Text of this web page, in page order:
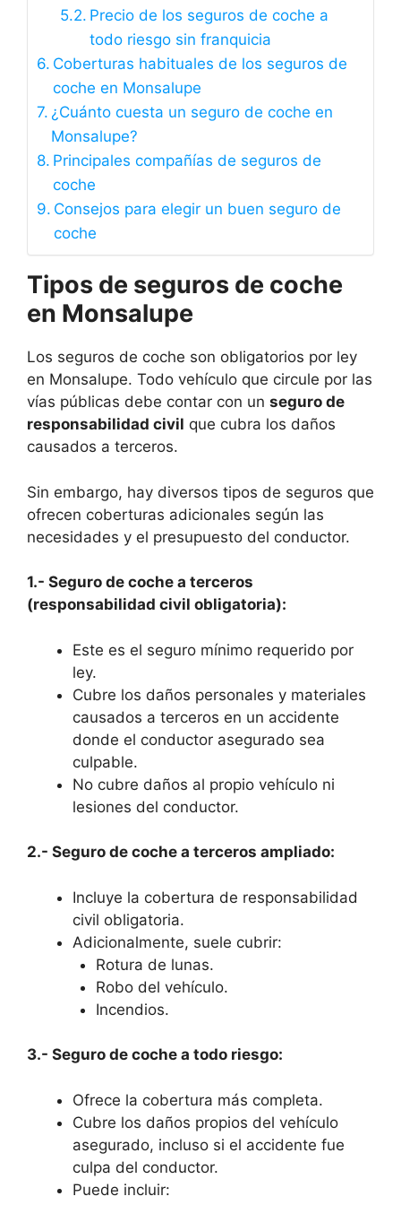
Precio de los seguros de coche a
todo riesgo sin franquicia
Coberturas habituales de los seguros de
coche en Monsalupe
¿Cuánto cuesta un seguro de coche en
Monsalupe?
Principales compañías de seguros de
coche
Consejos para elegir un buen seguro de
coche
Tipos de seguros de coche
en Monsalupe
Los seguros de coche son obligatorios por ley
en Monsalupe. Todo vehículo que circule por las
vías públicas debe contar con un seguro de
responsabilidad civil que cubra los daños
causados a terceros.
Sin embargo, hay diversos tipos de seguros que
ofrecen coberturas adicionales según las
necesidades y el presupuesto del conductor.
1.- Seguro de coche a terceros
(responsabilidad civil obligatoria):
Este es el seguro mínimo requerido por
ley.
Cubre los daños personales y materiales
causados a terceros en un accidente
donde el conductor asegurado sea
culpable.
No cubre daños al propio vehículo ni
lesiones del conductor.
2.- Seguro de coche a terceros ampliado:
Incluye la cobertura de responsabilidad
civil obligatoria.
Adicionalmente, suele cubrir:
Rotura de lunas.
Robo del vehículo.
Incendios.
3.- Seguro de coche a todo riesgo:
Ofrece la cobertura más completa.
Cubre los daños propios del vehículo
asegurado, incluso si el accidente fue
culpa del conductor.
Puede incluir: